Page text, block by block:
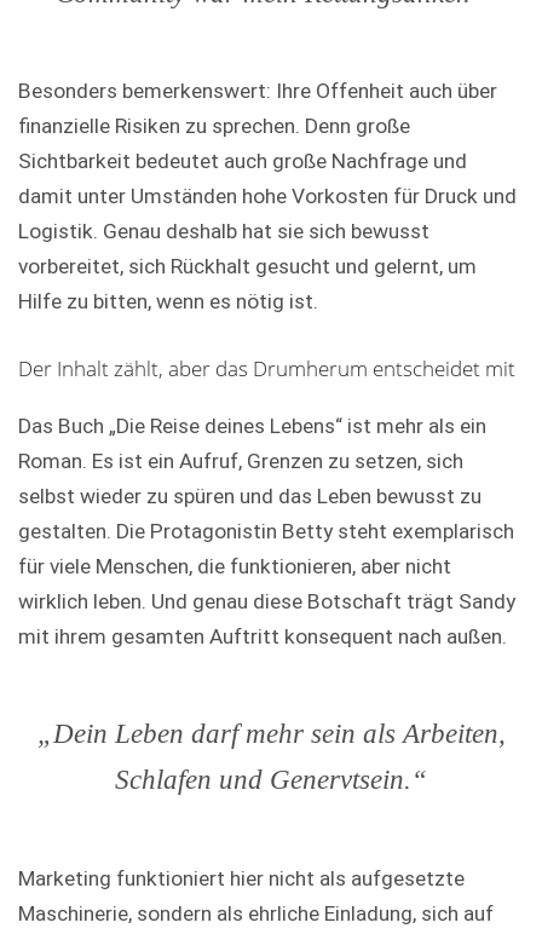
Besonders bemerkenswert: Ihre Offenheit auch über
finanzielle Risiken zu sprechen. Denn große
Sichtbarkeit bedeutet auch große Nachfrage und
damit unter Umständen hohe Vorkosten für Druck und
Logistik. Genau deshalb hat sie sich bewusst
vorbereitet, sich Rückhalt gesucht und gelernt, um
Hilfe zu bitten, wenn es nötig ist.
Der Inhalt zählt, aber das Drumherum entscheidet mit
Das Buch „Die Reise deines Lebens“ ist mehr als ein
Roman. Es ist ein Aufruf, Grenzen zu setzen, sich
selbst wieder zu spüren und das Leben bewusst zu
gestalten. Die Protagonistin Betty steht exemplarisch
für viele Menschen, die funktionieren, aber nicht
wirklich leben. Und genau diese Botschaft trägt Sandy
mit ihrem gesamten Auftritt konsequent nach außen.
„Dein Leben darf mehr sein als Arbeiten,
Schlafen und Genervtsein.“
Marketing funktioniert hier nicht als aufgesetzte
Maschinerie, sondern als ehrliche Einladung, sich auf